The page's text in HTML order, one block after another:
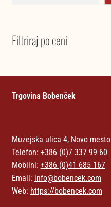
Filtriraj po ceni
Trgovina Bobenček
Muzejska ulica 4, Novo mesto
Telefon: +386 (0)7 337 99 60
Mobilni: +386 (0)41 685 167
Email: info@bobencek.com
Web: https://bobencek.com